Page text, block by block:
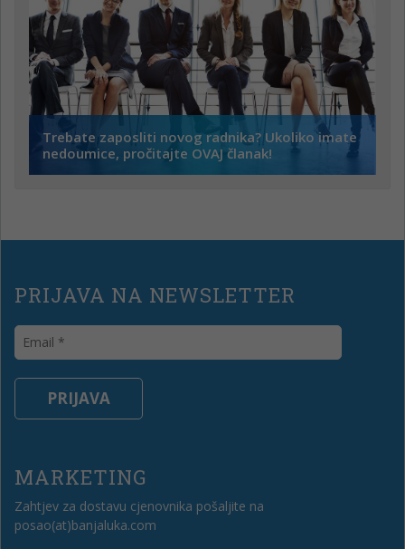
Trebate zaposliti novog radnika? Ukoliko imate
nedoumice, pročitajte OVAJ članak!
PRIJAVA NA NEWSLETTER
MARKETING
Zahtjev za dostavu cjenovnika pošaljite na
posao(at)banjaluka.com